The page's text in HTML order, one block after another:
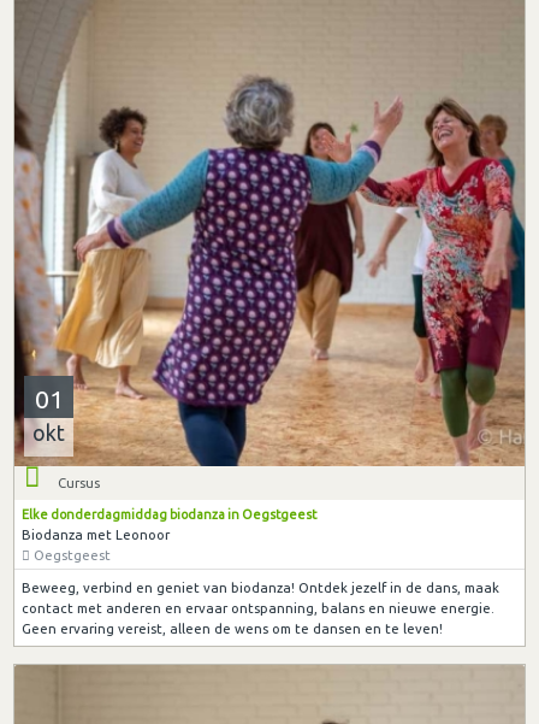
01
okt
Cursus
Elke donderdagmiddag biodanza in Oegstgeest
Biodanza met Leonoor
Oegstgeest
Beweeg, verbind en geniet van biodanza! Ontdek jezelf in de dans, maak
contact met anderen en ervaar ontspanning, balans en nieuwe energie.
Geen ervaring vereist, alleen de wens om te dansen en te leven!